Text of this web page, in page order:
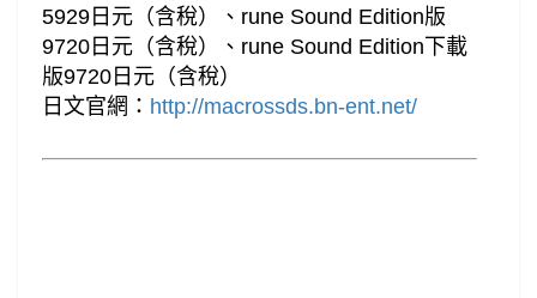
5929日元（含稅）、rune Sound Edition版
9720日元（含稅）、rune Sound Edition下載
版9720日元（含稅）
日文官網： http://macrossds.bn-ent.net/